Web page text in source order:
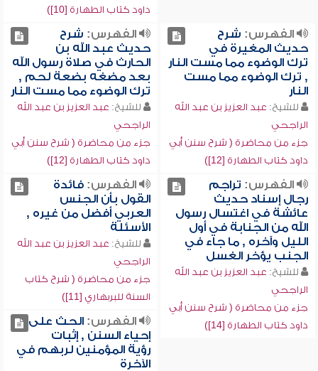
داود كتاب الطهارة [10])
الفهرس: شرح
حديث المغيرة في
ترك الوضوء مما مست النار
, ترك الوضوء مما مست
النار
للشيخ: عبد العزيز بن عبد الله
الراجحي
جزء من محاضرة ( شرح سنن أبي
داود كتاب الطهارة [12])
الفهرس: شرح
حديث عبد الله بن
الحارث في صلاة رسول الله
بعد مضغه بضعة لحم ,
ترك الوضوء مما مست النار
للشيخ: عبد العزيز بن عبد الله
الراجحي
جزء من محاضرة ( شرح سنن أبي
داود كتاب الطهارة [12])
الفهرس: تراجم
رجال إسناد حديث
عائشة في اغتسال رسول
الله من الجنابة في أول
الليل وآخره , ما جاء في
الجنب يؤخر الغسل
للشيخ: عبد العزيز بن عبد الله
الراجحي
جزء من محاضرة ( شرح سنن أبي
داود كتاب الطهارة [14])
الفهرس:فائدة
القول بأن الجنس
العربي أفضل من غيره ,
الأسئلة
للشيخ: عبد العزيز بن عبد الله
الراجحي
جزء من محاضرة ( شرح كتاب
السنة للبربهاري [11])
الفهرس:الحث على
إحياء السنن , إثبات
رؤية المؤمنين لربهم في
الآخرة